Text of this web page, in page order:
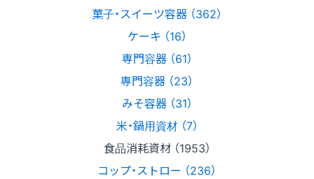
菓子・スイーツ容器 （362）
ケーキ （16）
専門容器 （61）
専門容器 （23）
みそ容器 （31）
米・鍋用資材 （7）
食品消耗資材 （1953）
コップ・ストロー （236）